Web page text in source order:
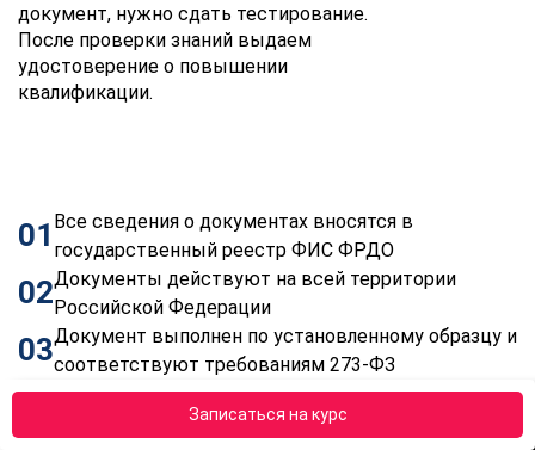
Записаться на курс
документ, нужно сдать тестирование.
После проверки знаний выдаем
удостоверение о повышении
квалификации.
01 Все сведения о документах вносятся в
государственный реестр ФИС ФРДО
02Документы действуют на всей территории
Российской Федерации
03Документ выполнен по установленному образцу и
соответствуют требованиям 273-ФЗ
Получить удостоверение